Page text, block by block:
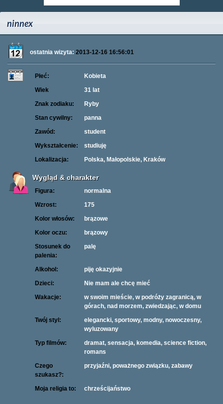
ninnex
ostatnia wizyta: 2013-12-16 16:56:01
Płeć:
Kobieta
Wiek
31 lat
Znak zodiaku:
Ryby
Stan cywilny:
panna
Zawód:
student
Wykształcenie:
studiuję
Lokalizacja:
Polska, Małopolskie, Kraków
Wygląd & charakter
Figura:
normalna
Wzrost:
175
Kolor włosów:
brązowe
Kolor oczu:
brązowy
Stosunek do
palenia:
palę
Alkohol:
piję okazyjnie
Dzieci:
Nie mam ale chcę mieć
Wakacje:
w swoim mieście, w podróży zagranicą, w
górach, nad morzem, zwiedzając, w domu
Twój styl:
elegancki, sportowy, modny, nowoczesny,
wyluzowany
Typ filmów:
dramat, sensacja, komedia, science fiction,
romans
Czego
szukasz?:
przyjaźni, poważnego związku, zabawy
Moja religia to: chrześcijaństwo